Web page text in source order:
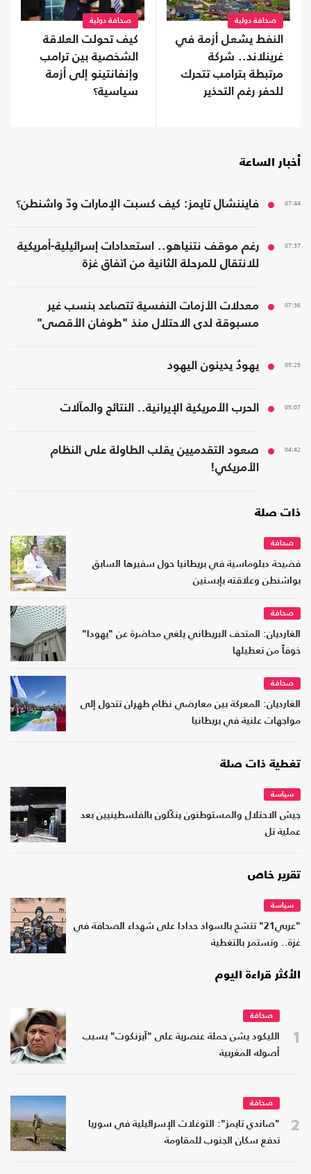
صحافة دولية
النفط يشعل أزمة في
غرينلاند.. شركة
مرتبطة بترامب تتحرك
للحفر رغم التحذير
صحافة دولية
كيف تحولت العلاقة
الشخصية بين ترامب
وإنفانتينو إلى أزمة
سياسية؟
أخبار الساعة
07:44 فايننشال تايمز: كيف كسبت الإمارات ودّ واشنطن؟
07:37
رغم موقف نتنياهو.. استعدادات إسرائيلية-أمريكية
للانتقال للمرحلة الثانية من اتفاق غزة
07:36
معدلات الأزمات النفسية تتصاعد بنسب غير
مسبوقة لدى الاحتلال منذ "طوفان الأقصى"
05:25 يهودٌ يدينون اليهود
05:07 الحرب الأمريكية الإيرانية.. النتائج والمآلات
04:42
صعود التقدميين يقلب الطاولة على النظام
الأمريكي!
ذات صلة
صحافة
فضيحة دبلوماسية في بريطانيا حول سفيرها السابق
بواشنطن وعلاقته بإبستين
صحافة
الغارديان: المتحف البريطاني يلغي محاضرة عن "يهودا"
خوفاً من تعطيلها
صحافة
الغارديان: المعركة بين معارضي نظام طهران تتحول إلى
مواجهات علنية في بريطانيا
تغطية ذات صلة
سياسة
جيش الاحتلال والمستوطنون ينكّلون بالفلسطينيين بعد
عملية تل
تقرير خاص
سياسة
"عربي21" تتشح بالسواد حدادا على شهداء الصحافة في
غزة.. وتستمر بالتغطية
الأكثر قراءة اليوم
1
صحافة
الليكود يشن حملة عنصرية على "آيزنكوت" بسبب
أصوله المغربية
2
صحافة
"صاندي تايمز": التوغلات الإسرائيلية في سوريا
تدفع سكان الجنوب للمقاومة